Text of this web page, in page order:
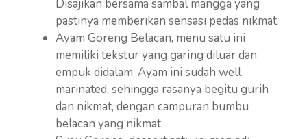
Disajikan bersama sambal mangga yang
pastinya memberikan sensasi pedas nikmat.
Ayam Goreng Belacan, menu satu ini
memiliki tekstur yang garing diluar dan
empuk didalam. Ayam ini sudah well
marinated, sehingga rasanya begitu gurih
dan nikmat, dengan campuran bumbu
belacan yang nikmat.